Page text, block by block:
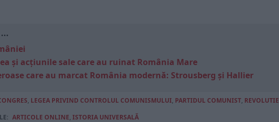
și acțiunile sale care au ruinat România Mare
care au marcat România modernă: Strousberg și Hallier
, LEGEA PRIVIND CONTROLUL COMUNISMULUI, PARTIDUL COMUNIST, REVOLUTIE
ARTICOLE ONLINE, ISTORIA UNIVERSALĂ